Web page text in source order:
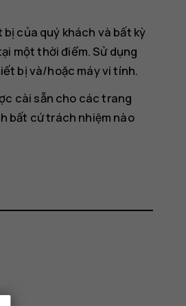
của quý khách và bất kỳ
một thời điểm. Sử dụng
bị và/hoặc máy vi tính.
cài sẵn cho các trang
bất cứ trách nhiệm nào